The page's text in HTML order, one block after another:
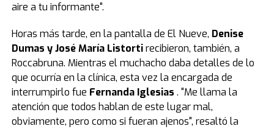
aire a tu informante".
Horas más tarde, en la pantalla de El Nueve, Denise
Dumas y José María Listortirecibieron, también, a
Roccabruna. Mientras el muchacho daba detalles de lo
que ocurría en la clínica, esta vez la encargada de
interrumpirlo fue Fernanda Iglesias . "Me llama la
atención que todos hablan de este lugar mal,
obviamente, pero como si fueran ajenos", resaltó la